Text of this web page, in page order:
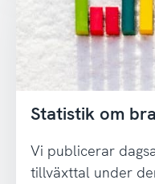
Statistik om
Vi publicerar
tillväxttal under